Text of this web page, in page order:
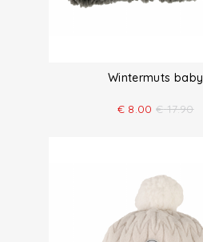
Wintermuts baby
€ 8.00 € 17.90